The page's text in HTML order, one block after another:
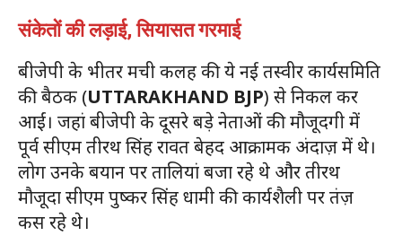
संकेतों की लड़ाई, सियासत गरमाई
बीजेपी के भीतर मची कलह की ये नई तस्वीर कार्यसमिति
की बैठक (UTTARAKHAND BJP) से निकल कर
आईं। जहां बीजेपी के दूसरे बड़े नेताओं की मौजूदगी में
पूर्व सीएम तीरथ सिंह रावत बेहद आक्रामक अंदाज़ में थे।
लोग उनके बयान पर तालियां बजा रहे थे और तीरथ
मौजूदा सीएम पुष्कर सिंह धामी की कार्यशैली पर तंज़
कस रहे थे।